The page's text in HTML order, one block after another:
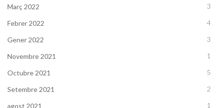
Març 2022 3
Febrer 2022 4
Gener 2022 3
Novembre 2021 1
Octubre 2021 5
Setembre 2021 2
agost 2021 1